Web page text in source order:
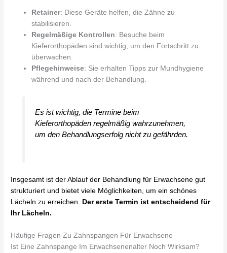
Retainer: Diese Geräte helfen, die Zähne zu
stabilisieren.
Regelmäßige Kontrollen: Besuche beim
Kieferorthopäden sind wichtig, um den Fortschritt zu
überwachen.
Pflegehinweise: Sie erhalten Tipps zur Mundhygiene
während und nach der Behandlung.
Es ist wichtig, die Termine beim
Kieferorthopäden regelmäßig wahrzunehmen,
um den Behandlungserfolg nicht zu gefährden.
Insgesamt ist der Ablauf der Behandlung für Erwachsene gut
strukturiert und bietet viele Möglichkeiten, um ein schönes
Lächeln zu erreichen. Der erste Termin ist entscheidend für
Ihr Lächeln.
Häufige Fragen Zu Zahnspangen Für Erwachsene
Ist Eine Zahnspange Im Erwachsenenalter Noch Wirksam?